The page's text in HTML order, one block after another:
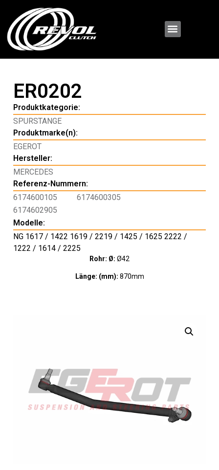
ER0202
Produktkategorie:
SPURSTANGE
Produktmarke(n):
EGEROT
Hersteller:
MERCEDES
Referenz-Nummern:
6174600105
6174600305
6174602905
Modelle:
NG 1617 / 1422 1619 / 2219 / 1425 / 1625 2222 /
1222 / 1614 / 2225
Rohr: Ø: Ø42
Länge: (mm): 870mm